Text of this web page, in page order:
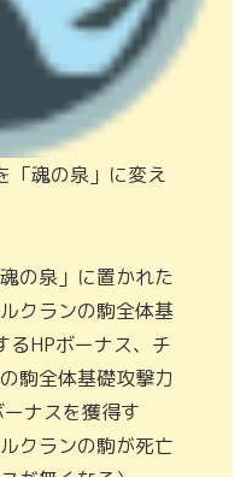
「魂の泉」に変え
の泉」に置かれた
クランの駒全体基
るHPボーナス、チ
駒全体基礎攻撃力
ナスを獲得す
クランの駒が死亡